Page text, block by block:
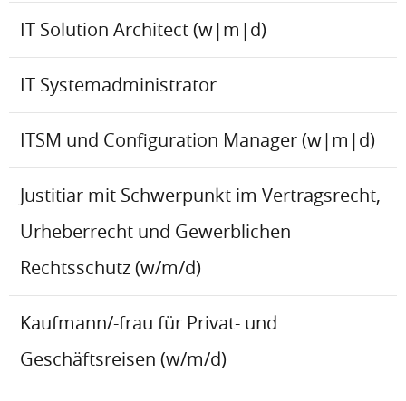
IT Solution Architect (w|m|d)
IT Systemadministrator
ITSM und Configuration Manager (w|m|d)
Justitiar mit Schwerpunkt im Vertragsrecht,
Urheberrecht und Gewerblichen
Rechtsschutz (w/m/d)
Kaufmann/-frau für Privat- und
Geschäftsreisen (w/m/d)